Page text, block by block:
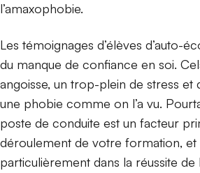
l’amaxophobie.
Les témoignages d’élèves d’auto-
du manque de confiance en soi.
angoisse, un trop-plein de stress et
une phobie comme on l’a vu.
poste de conduite est un facteur
déroulement de votre formation, et
particulièrement dans la réussite de